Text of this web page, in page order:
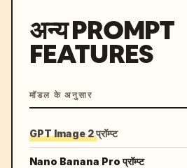
अन्य PROMPT
FEATURES
मॉडल के अनुसार
GPT Image 2 प्रॉम्प्ट
Nano Banana Pro प्रॉम्प्ट